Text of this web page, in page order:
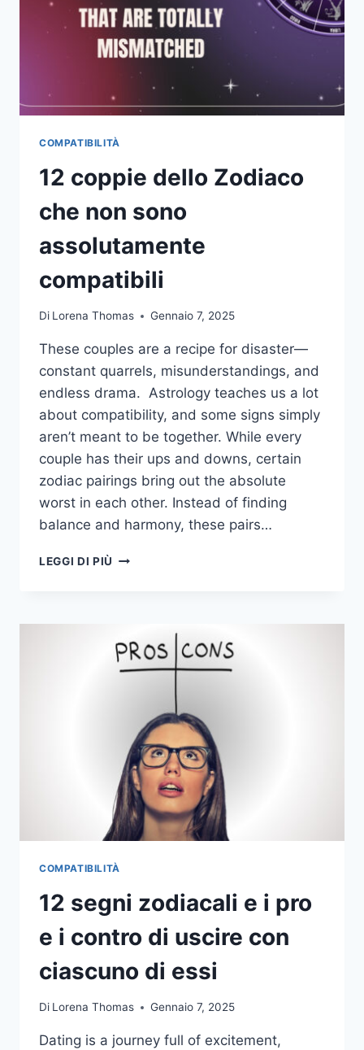
COMPATIBILITÀ
12 coppie dello Zodiaco
che non sono
assolutamente
compatibili
Di Lorena Thomas Gennaio 7, 2025
These couples are a recipe for disaster—
constant quarrels, misunderstandings, and
endless drama. Astrology teaches us a lot
about compatibility, and some signs simply
aren’t meant to be together. While every
couple has their ups and downs, certain
zodiac pairings bring out the absolute
worst in each other. Instead of finding
balance and harmony, these pairs…
LEGGI DI PIÙ 12
NON
SONO
ASSOLUTAMENTE
COMPATIBILI
COMPATIBILITÀ
12 segni zodiacali e i pro
e i contro di uscire con
ciascuno di essi
Di Lorena Thomas Gennaio 7, 2025
Dating is a journey full of excitement,